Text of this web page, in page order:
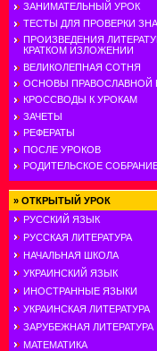
ЗАНИМАТЕЛЬНЫЙ УРОК
ТЕСТЫ ДЛЯ ПРОВЕРКИ
ПРОИЗВЕДЕНИЯ
КРАТКОМ ИЗЛОЖЕНИИ
ВЕЛИКОЛЕПНАЯ СОТНЯ
ОСНОВЫ ПРАВОСЛАВНОЙ
КРОССВОДЫ К УРОКАМ
ЗАЧЕТЫ
РЕФЕРАТЫ
ПОСЛЕ УРОКОВ
РОДИТЕЛЬСКОЕ
» ОТКРЫТЫЙ УРОК
РУССКИЙ ЯЗЫК
РУССКАЯ ЛИТЕРАТУРА
НАЧАЛЬНАЯ ШКОЛА
УКРАИНСКИЙ ЯЗЫК
ИНОСТРАННЫЕ ЯЗЫКИ
УКРАИНСКАЯ ЛИТЕРАТУРА
ЗАРУБЕЖНАЯ ЛИТЕРАТУРА
МАТЕМАТИКА